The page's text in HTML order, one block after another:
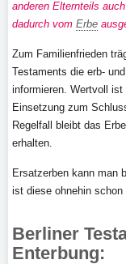
anderen Elternteils
dadurch vom Erbe
Zum Familienfrieden
Testaments die erb-
informieren. Wertvoll
Einsetzung zum
Regelfall bleibt das
erhalten.
Ersatzerben kann man
ist diese ohnehin schon
Berliner
Enterbung: